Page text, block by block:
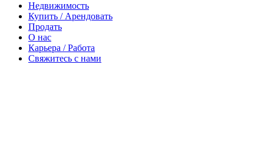
Недвижимость
Купить / Арендовать
Продать
О нас
Карьера / Работа
Свяжитесь с нами